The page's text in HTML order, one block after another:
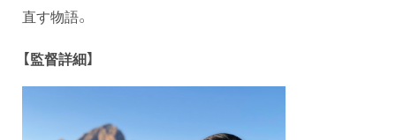
直す物語。
【監督詳細】